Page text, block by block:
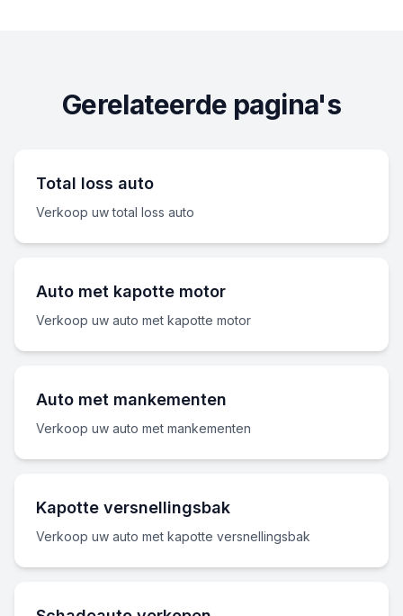
Gerelateerde pagina's
Total loss auto
Verkoop uw total loss auto
Auto met kapotte motor
Verkoop uw auto met kapotte motor
Auto met mankementen
Verkoop uw auto met mankementen
Kapotte versnellingsbak
Verkoop uw auto met kapotte versnellingsbak